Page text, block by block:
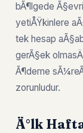
bÃ¶lgede
yetiÅŸkinlere
tek hesap
gerÃ§ek
Ã¶deme
zorunludur.
Ä°lk